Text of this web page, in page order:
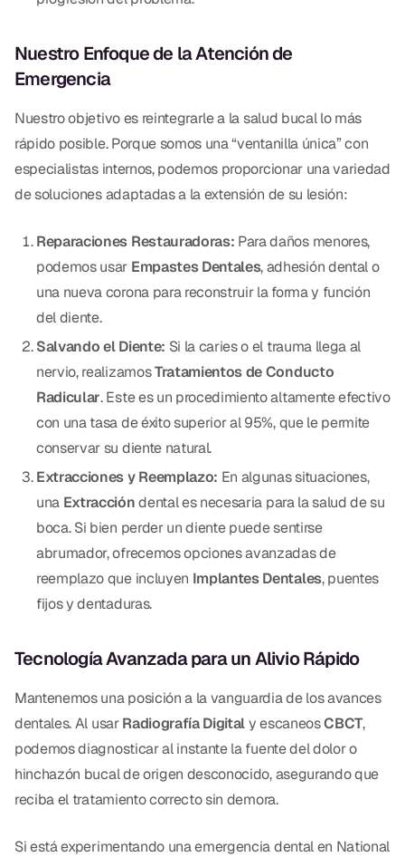
Dr. Allen Newman
Solicitar una Cita
Español
Nuestro Enfoque de la Atención de
Emergencia
Nuestro objetivo es reintegrarle a la salud bucal lo más
rápido posible. Porque somos una “ventanilla única” con
especialistas internos, podemos proporcionar una variedad
de soluciones adaptadas a la extensión de su lesión:
Reparaciones Restauradoras: Para daños menores,
podemos usar Empastes Dentales, adhesión dental o
una nueva corona para reconstruir la forma y función
del diente.
Salvando el Diente: Si la caries o el trauma llega al
nervio, realizamosTratamientos de Conducto
Radicular. Este es un procedimiento altamente efectivo
con una tasa de éxito superior al 95%, que le permite
conservar su diente natural.
Extracciones y Reemplazo: En algunas situaciones,
una Extraccióndental es necesaria para la salud de su
boca. Si bien perder un diente puede sentirse
abrumador, ofrecemos opciones avanzadas de
reemplazo que incluyen Implantes Dentales, puentes
fijos y dentaduras.
Tecnología Avanzada para un Alivio Rápido
Mantenemos una posición a la vanguardia de los avances
dentales. Al usarRadiografía Digitaly escaneosCBCT,
podemos diagnosticar al instante la fuente del dolor o
hinchazón bucal de origen desconocido, asegurando que
reciba el tratamiento correcto sin demora.
Si está experimentando una emergencia dental en National